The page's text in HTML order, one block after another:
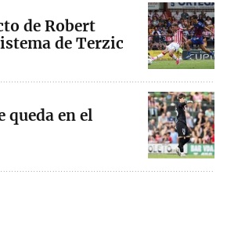
de Robert
de Terzic
queda en el